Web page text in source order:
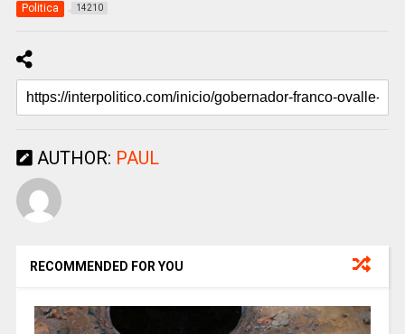
Politica 14210
AUTHOR: PAUL
RECOMMENDED FOR YOU